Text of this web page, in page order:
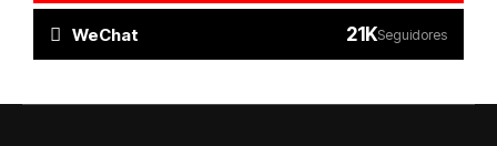
WeChat 21KSeguidores